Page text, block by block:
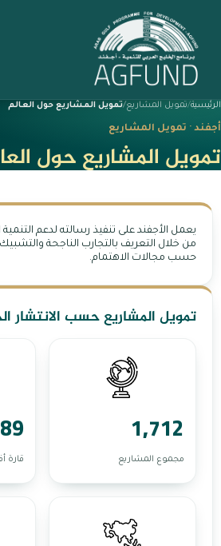
الرئيسية تمويل المشاريع تمويل المشاريع حول العالم
أجفند · تمويل المشاريع
تمويل المشاريع حول
يعمل الأجفند على تنفيذ رسالته لدعم
من خلال التعريف بالتجارب الناجحة
حسب مجالات الاهتمام.
تمويل المشاريع حسب الانتشار
1,712
مجموع المشاريع قارة